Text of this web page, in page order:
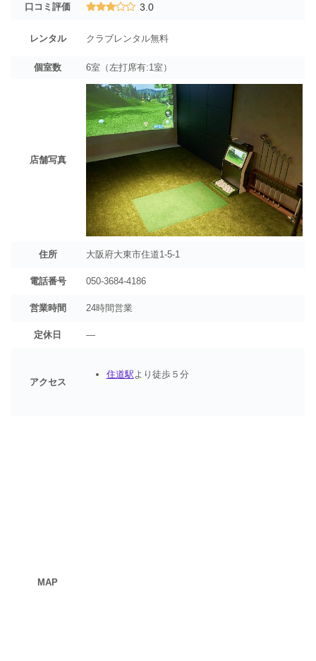
口コミ評価 3.0
レンタル クラブレンタル無料
個室数 6室（左打席有:1室）
店舗写真
住所 大阪府大東市住道1-5-1
電話番号 050-3684-4186
営業時間 24時間営業
定休日 ―
アクセス
住道駅より徒歩５分
MAP